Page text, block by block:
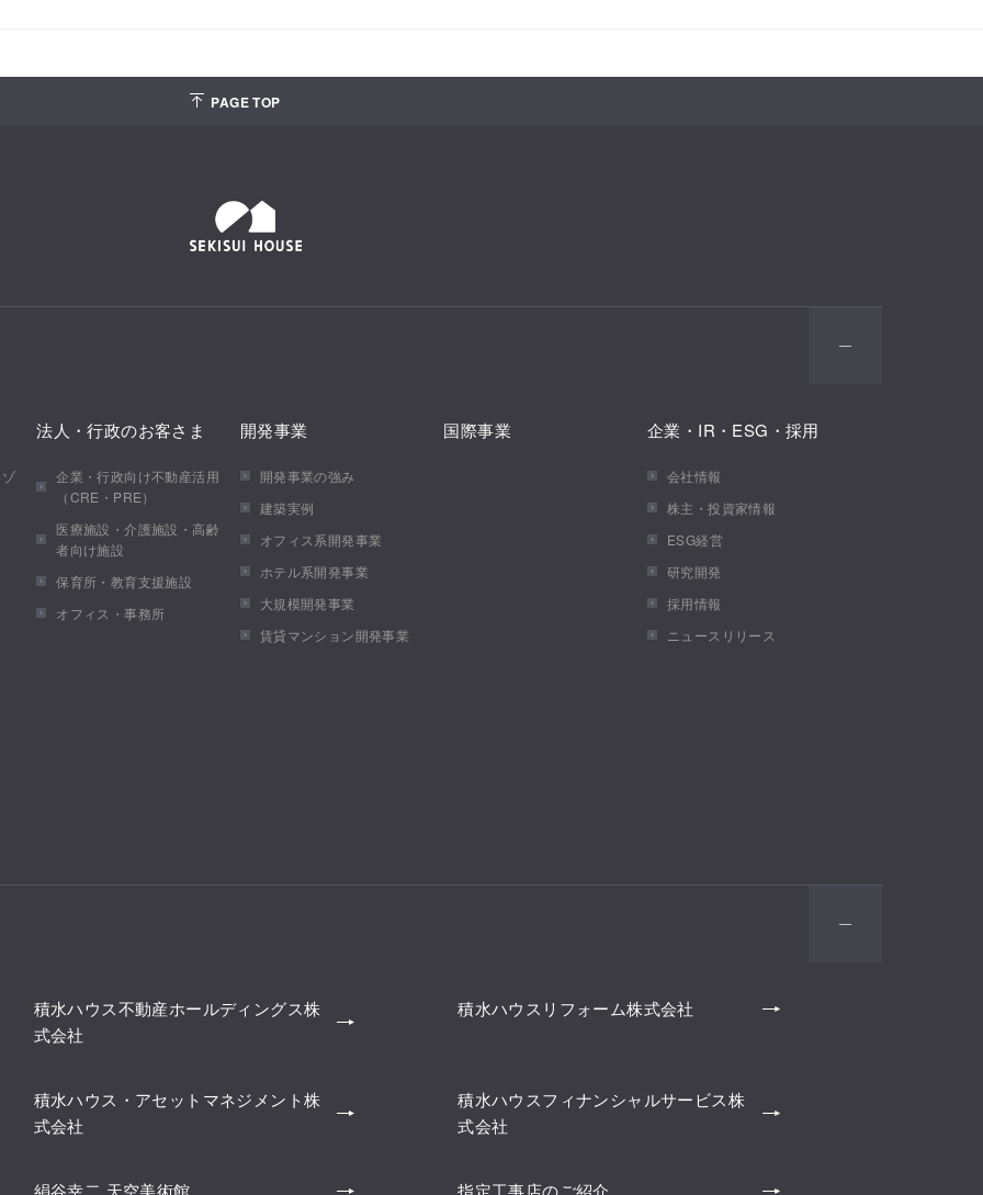
PAGE TOP
法人・行政のお客さま
企業・行政向け不動産活用
（CRE・PRE）
医療施設・介護施設・高齢
者向け施設
保育所・教育支援施設
オフィス・事務所
開発事業
開発事業の強み
建築実例
オフィス系開発事業
ホテル系開発事業
大規模開発事業
賃貸マンション開発事業
国際事業 企業・IR・ESG・採用
会社情報
株主・投資家情報
ESG経営
研究開発
採用情報
ニュースリリース
積水ハウス不動産ホールディングス株
式会社
積水ハウスリフォーム株式会社
積水ハウス・アセットマネジメント株
式会社
積水ハウスフィナンシャルサービス株
式会社